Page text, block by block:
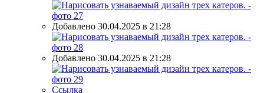
Добавлено 30.04.2025 в 21:28
Добавлено 30.04.2025 в 21:28
Ссылка